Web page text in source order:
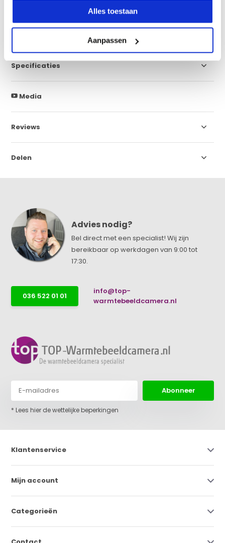
Alles toestaan
Aanpassen
Specificaties
Media
Reviews
Delen
Advies nodig?
Bel direct met een specialist! Wij zijn
bereikbaar op werkdagen van 9:00 tot
17:30.
036 522 01 01
info@top-
warmtebeeldcamera.nl
Abonneer
* Lees hier de wettelijke beperkingen
Klantenservice
Mijn account
Categorieën